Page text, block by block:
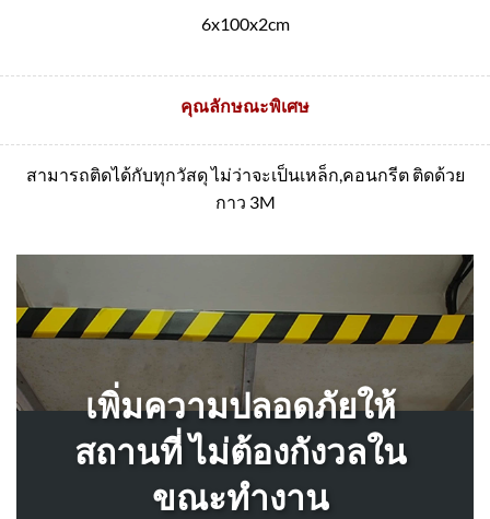
6x100x2cm
คุณลักษณะพิเศษ
สามารถติดได้กับทุกวัสดุ ไม่ว่าจะเป็นเหล็ก,คอนกรีต ติดด้วย
กาว 3M
เพิ่มความปลอดภัยให้
สถานที่ ไม่ต้องกังวลใน
ขณะทำงาน